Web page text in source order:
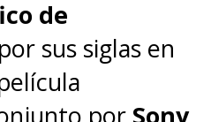
de
sus siglas en